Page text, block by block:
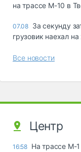
на трассе М-10 в
07.08 За секунду
грузовик наехал
Все новости
Центр
16:58 На трассе М-1